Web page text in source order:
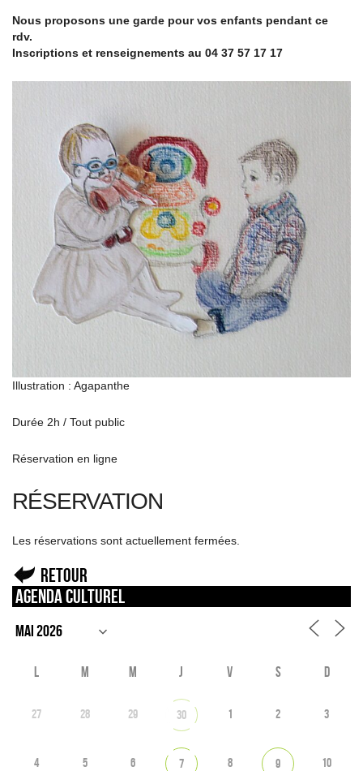
Nous proposons une garde pour vos enfants pendant ce
rdv.
Inscriptions et renseignements au 04 37 57 17 17
Illustration : Agapanthe
Durée 2h / Tout public
Réservation en ligne
RÉSERVATION
Les réservations sont actuellement fermées.
Retour
Agenda culturel
L M M J V S D
27 28 29 30 1 2 3
4 5 6 7 8 9 10